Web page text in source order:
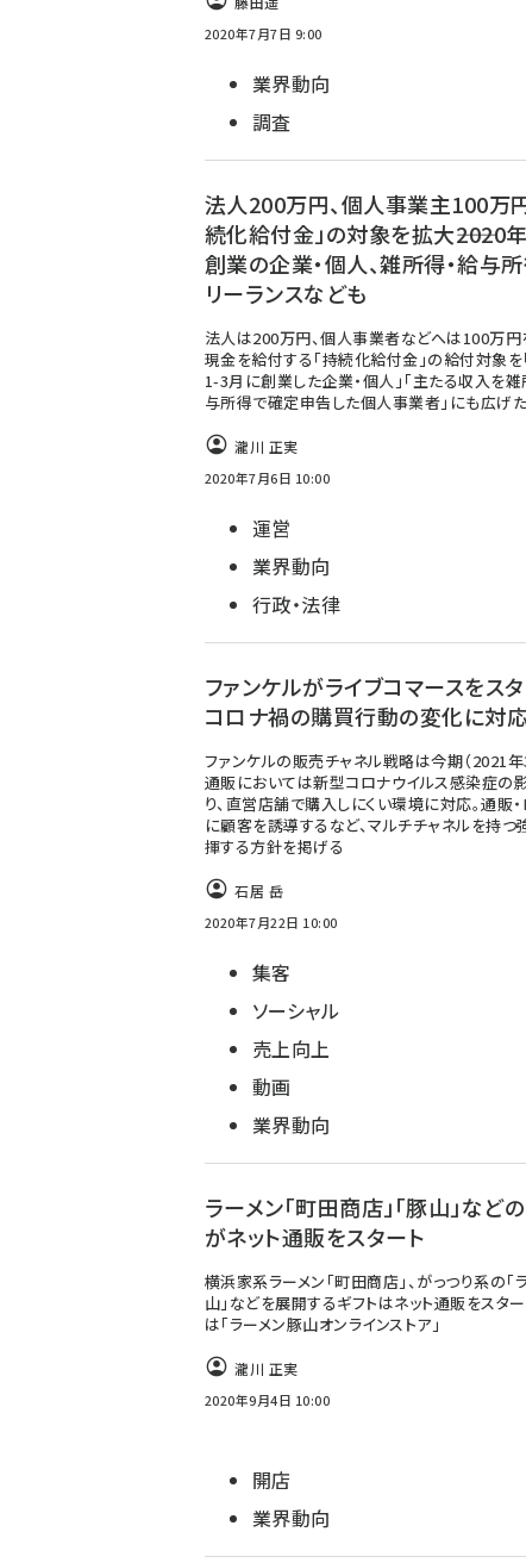
2020年7月7日 9:00
業界動向
調査
法人200万円、個人事業主100万
続化給付金」の対象を拡大――2020
創業の企業・個人、雑所得・給与
リーランスなども
法人は200万円、個人事業者などへは100万円
現金を給付する「持続化給付金」の給付対象を
1-3月に創業した企業・個人」「主たる収入を雑
与所得で確定申告した個人事業者」にも広げた
瀧川 正実
2020年7月6日 10:00
運営
業界動向
行政・法律
ファンケルがライブコマースをスタ
コロナ禍の購買行動の変化に対
ファンケルの販売チャネル戦略は今期（2021年
通販においては新型コロナウイルス感染症の
り、直営店舗で購入しにくい環境に対応。通販・
に顧客を誘導するなど、マルチチャネルを持つ
揮する方針を掲げる
石居 岳
2020年7月22日 10:00
集客
ソーシャル
売上向上
動画
業界動向
ラーメン「町田商店」「豚山」など
がネット通販をスタート
横浜家系ラーメン「町田商店」、がっつり系の「
山」などを展開するギフトはネット通販をスター
は「ラーメン豚山オンラインストア」
瀧川 正実
2020年9月4日 10:00
開店
業界動向